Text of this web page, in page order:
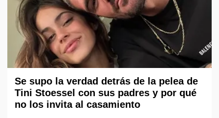
Se supo la verdad detrás de la pelea de
Tini Stoessel con sus padres y por qué
no los invita al casamiento